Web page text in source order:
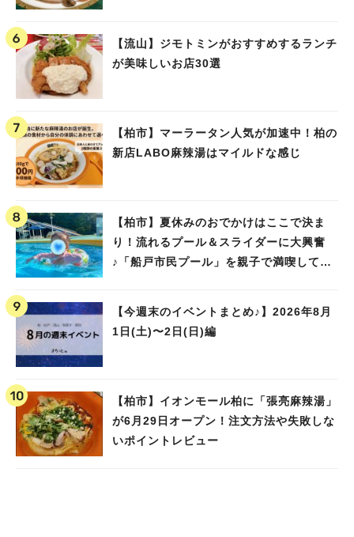
【流山】ジモトミンがおすすめするランチ
が美味しいお店30選
【柏市】マーラータン人気が加速中！柏の
新店LABO麻辣湯はマイルドな感じ
【柏市】夏休みのおでかけはここで決ま
り！流れるプール＆スライダーに大興奮
♪「船戸市民プール」を親子で満喫してき
【今週末のイベントまとめ♪】2026年8月
1日(土)〜2日(日)編
【柏市】イオンモール柏に「張亮麻辣湯」
が6月29日オープン！注文方法や失敗しな
いポイントレビュー